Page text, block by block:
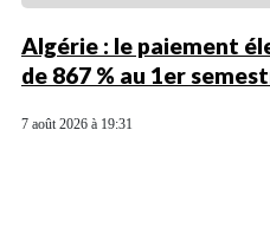
Algérie : le paiement
de 867 % au 1er
7 août 2026 à 19:31